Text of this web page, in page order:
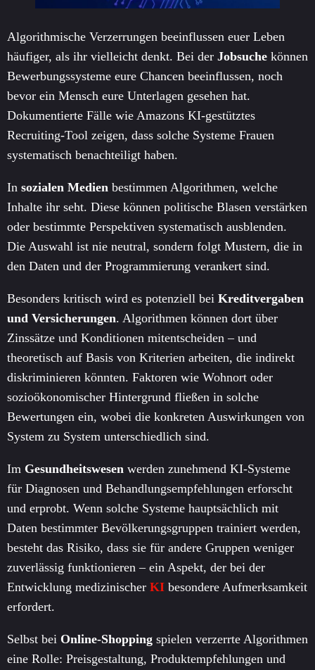
Algorithmische Verzerrungen beeinflussen euer Leben
häufiger, als ihr vielleicht denkt. Bei der Jobsuche können
Bewerbungssysteme eure Chancen beeinflussen, noch
bevor ein Mensch eure Unterlagen gesehen hat.
Dokumentierte Fälle wie Amazons KI-gestütztes
Recruiting-Tool zeigen, dass solche Systeme Frauen
systematisch benachteiligt haben.
In sozialen Medien bestimmen Algorithmen, welche
Inhalte ihr seht. Diese können politische Blasen verstärken
oder bestimmte Perspektiven systematisch ausblenden.
Die Auswahl ist nie neutral, sondern folgt Mustern, die in
den Daten und der Programmierung verankert sind.
Besonders kritisch wird es potenziell bei Kreditvergaben
und Versicherungen. Algorithmen können dort über
Zinssätze und Konditionen mitentscheiden – und
theoretisch auf Basis von Kriterien arbeiten, die indirekt
diskriminieren könnten. Faktoren wie Wohnort oder
sozioökonomischer Hintergrund fließen in solche
Bewertungen ein, wobei die konkreten Auswirkungen von
System zu System unterschiedlich sind.
Im Gesundheitswesen werden zunehmend KI-Systeme
für Diagnosen und Behandlungsempfehlungen erforscht
und erprobt. Wenn solche Systeme hauptsächlich mit
Daten bestimmter Bevölkerungsgruppen trainiert werden,
besteht das Risiko, dass sie für andere Gruppen weniger
zuverlässig funktionieren – ein Aspekt, der bei der
Entwicklung medizinischer KI besondere Aufmerksamkeit
erfordert.
Selbst bei Online-Shopping spielen verzerrte Algorithmen
eine Rolle: Preisgestaltung, Produktempfehlungen und